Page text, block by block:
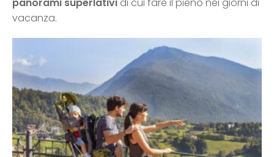
panorami superlativi di cui fare il pieno nei giorni di
vacanza.